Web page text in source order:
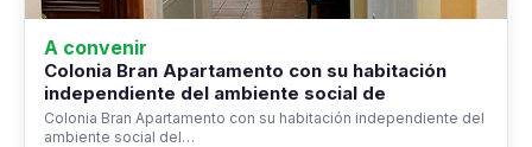
A convenir
Colonia Bran Apartamento con su habitación
independiente del ambiente social de
Colonia Bran Apartamento con su habitación independiente del
ambiente social del…